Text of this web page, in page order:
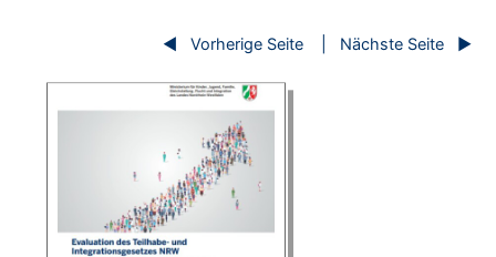
Vorherige Seite Nächste Seite